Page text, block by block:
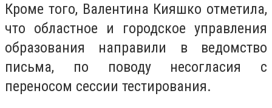
Кроме того, Валентина Кияшко отметила,
что областное и городское управления
образования направили в ведомство
письма, по поводу несогласия с
переносом сессии тестирования.